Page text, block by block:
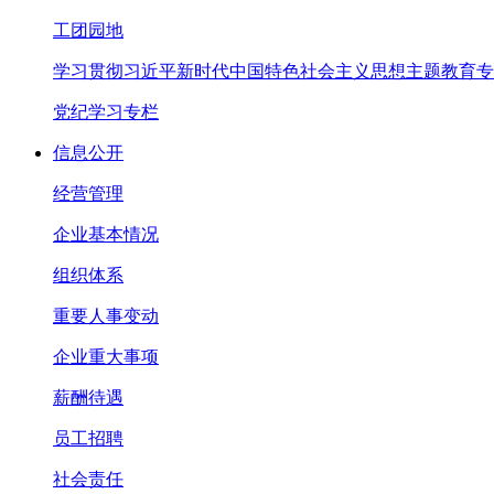
工团园地
学习贯彻习近平新时代中国特色社会主义思想主题教育
党纪学习专栏
信息公开
经营管理
企业基本情况
组织体系
重要人事变动
企业重大事项
薪酬待遇
员工招聘
社会责任